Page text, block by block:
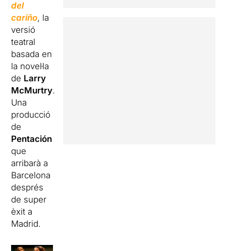
del
cariño, la
versió
teatral
basada en
la novel·la
de Larry
McMurtry.
Una
producció
de
Pentación
que
arribarà a
Barcelona
després
de super
èxit a
Madrid.